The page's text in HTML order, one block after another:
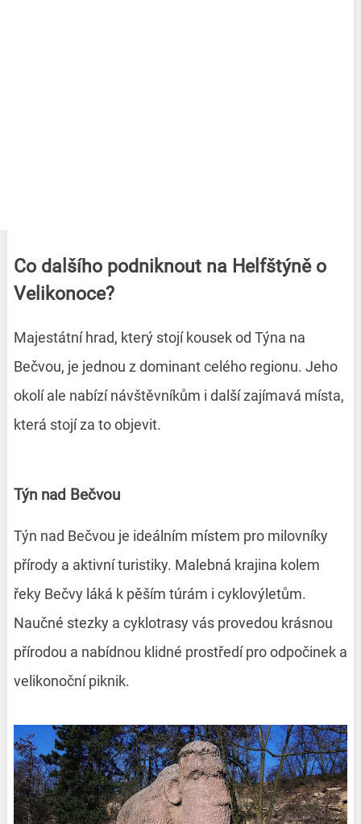
Co dalšího podniknout na Helfštýně o
Velikonoce?
Majestátní hrad, který stojí kousek od Týna na
Bečvou, je jednou z dominant celého regionu. Jeho
okolí ale nabízí návštěvníkům i další zajímavá místa,
která stojí za to objevit.
Týn nad Bečvou
Týn nad Bečvou je ideálním místem pro milovníky
přírody a aktivní turistiky. Malebná krajina kolem
řeky Bečvy láká k pěším túrám i cyklovýletům.
Naučné stezky a cyklotrasy vás provedou krásnou
přírodou a nabídnou klidné prostředí pro odpočinek a
velikonoční piknik.